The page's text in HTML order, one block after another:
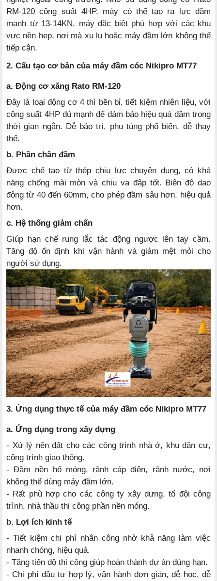
RM-120 công suất 4HP, máy có thể tạo ra lực đầm
mạnh từ 13-14KN, máy đặc biệt phù hợp với các khu
vực nền hẹp, nơi mà xu lu hoặc máy đầm lớn không thể
tiếp cận.
2. Cấu tạo cơ bản của máy đầm cóc Nikipro MT77
a. Động cơ xăng Rato RM-120
Đây là loại động cơ 4 thì bền bỉ, tiết kiệm nhiên liệu, với
công suất 4HP đủ mạnh để đảm bảo hiệu quả đầm trong
thời gian ngắn. Dễ bảo trì, phụ tùng phổ biến, dễ thay
thế.
b. Phần chân đầm
Được chế tạo từ thép chịu lực chuyên dụng, có khả
năng chống mài mòn và chịu va đập tốt. Biên độ dao
động từ 40 đến 60mm, cho phép đầm sâu hơn, hiệu quả
hơn.
c. Hệ thống giảm chấn
Giúp hạn chế rung lắc tác động ngược lên tay cầm.
Tăng độ ổn định khi vận hành và giảm mệt mỏi cho
người sử dụng.
3. Ứng dụng thực tế của máy đầm cóc Nikipro MT77
a. Ứng dụng trong xây dựng
- Xử lý nên đất cho các công trình nhà ở, khu dân cư,
công trình giao thông.
- Đầm nền hố móng, rãnh cáp điện, rãnh nước, nơi
không thể dùng máy đầm lớn.
- Rất phù hợp cho các công ty xây dựng, tổ đội công
trình, nhà thầu thi công phần nền móng.
b. Lợi ích kinh tế
- Tiết kiệm chi phí nhân công nhờ khả năng làm việc
nhanh chóng, hiệu quả.
- Tăng tiến độ thi công giúp hoàn thành dự án đúng hạn.
- Chi phí đầu tư hợp lý, vận hành đơn giản, dễ học, dễ